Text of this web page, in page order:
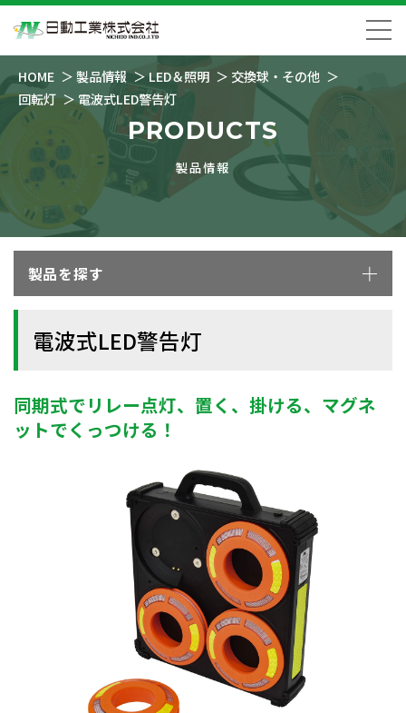
HOME 製品情報 LED＆照明
交換球・その他
回転灯
電波式LED警告灯
PRODUCTS
製品情報
製品を探す
電波式LED警告灯
同期式でリレー点灯、置く、掛ける、マグネ
ットでくっつける！